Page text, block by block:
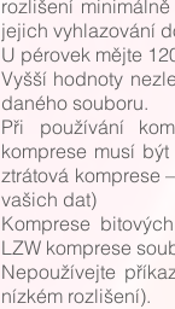
rozlišení
jejich vyhlazování
U pérovek mějte
Vyšší hodnoty
daného souboru.
Při používání
komprese musí
ztrátová komprese
vašich dat)
Komprese
LZW komprese
Nepoužívejte
nízkém rozlišení).